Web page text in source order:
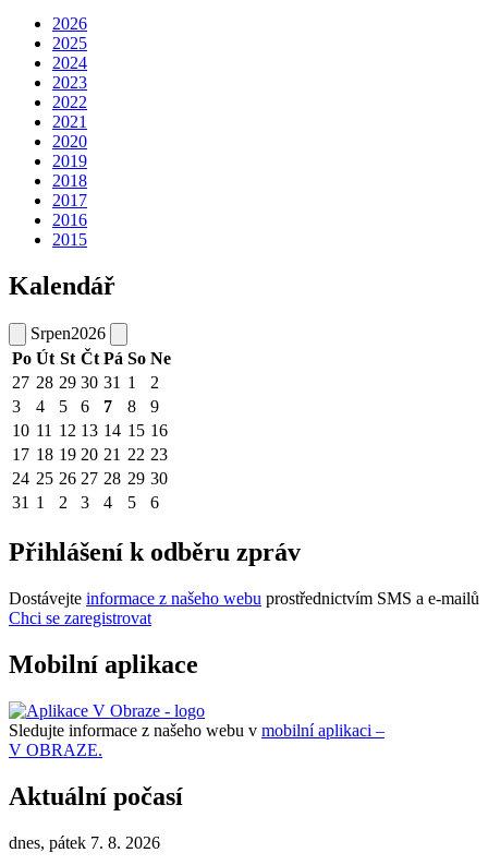
2026
2025
2024
2023
2022
2021
2020
2019
2018
2017
2016
2015
Kalendář
Srpen2026
Po Út St Čt Pá So Ne
27 28 29 30 31 1
2
3
4 5 6 7 8
9
10 11 12 13 14 15 16
17 18 19 20 21 22 23
24 25 26 27 28 29 30
31 1 2 3 4 5 6
Přihlášení k odběru zpráv
Dostávejte informace z našeho webu prostřednictvím SMS a e-mailů
Chci se zaregistrovat
Mobilní aplikace
Sledujte informace z našeho webu v mobilní aplikaci –
V OBRAZE.
Aktuální počasí
dnes, pátek 7. 8. 2026